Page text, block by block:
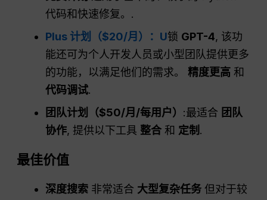
代码和快速修复。.
Plus 计划（$20/月）：U锁 GPT-4, 该功
能还可为个人开发人员或小型团队提供更多
的功能，以满足他们的需求。精度更高 和
代码调试.
团队计划（$50/月/每用户） :最适合 团队
协作, 提供以下工具 整合 和 定制.
最佳价值
深度搜索 非常适合 大型复杂任务 但对于较